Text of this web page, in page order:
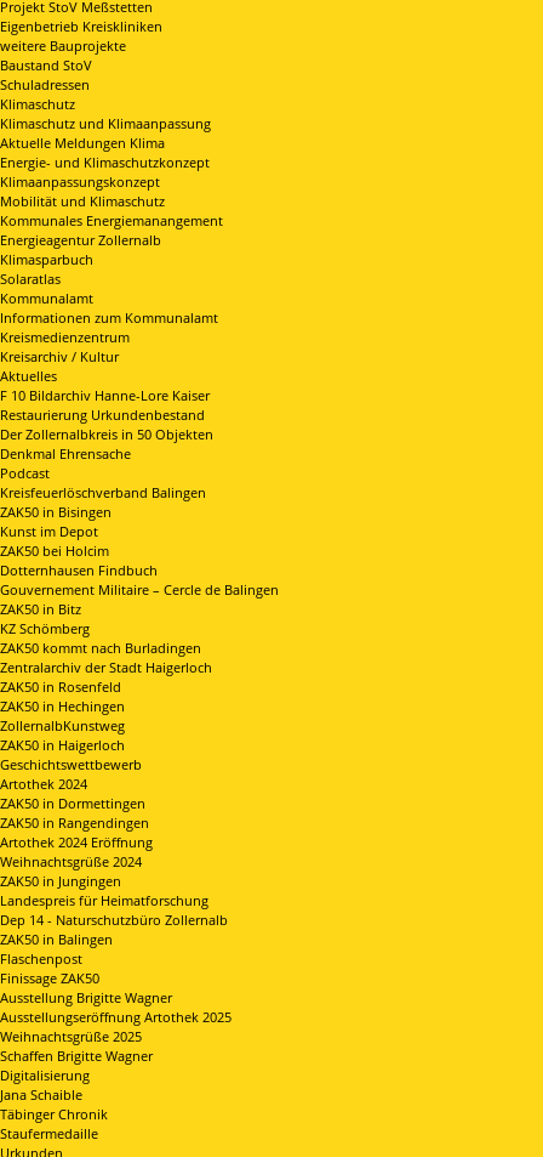
Projekt StoV Meßstetten
Eigenbetrieb Kreiskliniken
weitere Bauprojekte
Baustand StoV
Schuladressen
Klimaschutz
Klimaschutz und Klimaanpassung
Aktuelle Meldungen Klima
Energie- und Klimaschutzkonzept
Klimaanpassungskonzept
Mobilität und Klimaschutz
Kommunales Energiemanangement
Energieagentur Zollernalb
Klimasparbuch
Solaratlas
Kommunalamt
Informationen zum Kommunalamt
Kreismedienzentrum
Kreisarchiv / Kultur
Aktuelles
F 10 Bildarchiv Hanne-Lore Kaiser
Restaurierung Urkundenbestand
Der Zollernalbkreis in 50 Objekten
Denkmal Ehrensache
Podcast
Kreisfeuerlöschverband Balingen
ZAK50 in Bisingen
Kunst im Depot
ZAK50 bei Holcim
Dotternhausen Findbuch
Gouvernement Militaire – Cercle de Balingen
ZAK50 in Bitz
KZ Schömberg
ZAK50 kommt nach Burladingen
Zentralarchiv der Stadt Haigerloch
ZAK50 in Rosenfeld
ZAK50 in Hechingen
ZollernalbKunstweg
ZAK50 in Haigerloch
Geschichtswettbewerb
Artothek 2024
ZAK50 in Dormettingen
ZAK50 in Rangendingen
Artothek 2024 Eröffnung
Weihnachtsgrüße 2024
ZAK50 in Jungingen
Landespreis für Heimatforschung
Dep 14 - Naturschutzbüro Zollernalb
ZAK50 in Balingen
Flaschenpost
Finissage ZAK50
Ausstellung Brigitte Wagner
Ausstellungseröffnung Artothek 2025
Weihnachtsgrüße 2025
Schaffen Brigitte Wagner
Digitalisierung
Jana Schaible
Täbinger Chronik
Staufermedaille
Urkunden